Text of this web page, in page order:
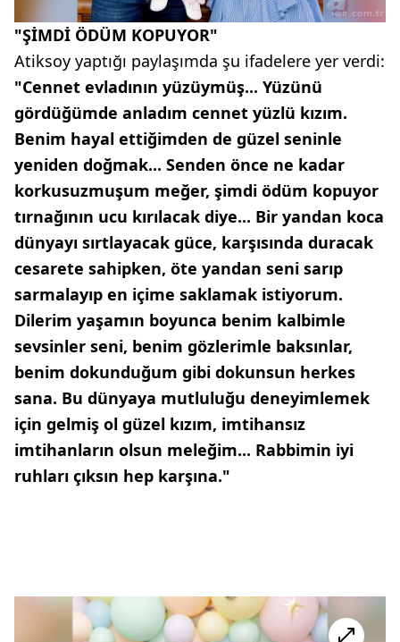
"ŞİMDİ ÖDÜM KOPUYOR"
Atiksoy yaptığı paylaşımda şu ifadelere yer verdi:
"Cennet evladının yüzüymüş... Yüzünü
gördüğümde anladım cennet yüzlü kızım.
Benim hayal ettiğimden de güzel seninle
yeniden doğmak... Senden önce ne kadar
korkusuzmuşum meğer, şimdi ödüm kopuyor
tırnağının ucu kırılacak diye... Bir yandan koca
dünyayı sırtlayacak güce, karşısında duracak
cesarete sahipken, öte yandan seni sarıp
sarmalayıp en içime saklamak istiyorum.
Dilerim yaşamın boyunca benim kalbimle
sevsinler seni, benim gözlerimle baksınlar,
benim dokunduğum gibi dokunsun herkes
sana. Bu dünyaya mutluluğu deneyimlemek
için gelmiş ol güzel kızım, imtihansız
imtihanların olsun meleğim... Rabbimin iyi
ruhları çıksın hep karşına."